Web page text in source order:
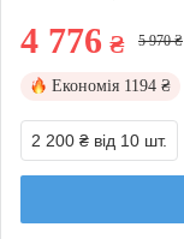
4 776 ₴ 5 970 ₴
Економія 1194 ₴
2 200 ₴ від 10 шт.